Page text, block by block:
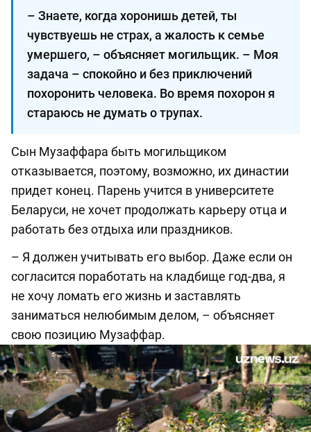
– Знаете, когда хоронишь детей, ты
чувствуешь не страх, а жалость к семье
умершего, – объясняет могильщик. ­– Моя
задача – спокойно и без приключений
похоронить человека. Во время похорон я
стараюсь не думать о трупах.
Сын Музаффара быть могильщиком
отказывается, поэтому, возможно, их династии
придет конец. Парень учится в университете
Беларуси, не хочет продолжать карьеру отца и
работать без отдыха или праздников.
– Я должен учитывать его выбор. Даже если он
согласится поработать на кладбище год-два, я
не хочу ломать его жизнь и заставлять
заниматься нелюбимым делом, ­– объясняет
свою позицию Музаффар.